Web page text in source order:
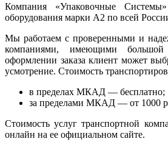
Компания «Упаковочные Системы»
оборудования марки А2 по всей
Мы работаем с проверенными и
компаниями, имеющими
оформлении заказа клиент может
усмотрение. Стоимость
в пределах МКАД — бесплатно;
за пределами МКАД — от 1000
Стоимость услуг транспортной
онлайн на ее официальном сайте.